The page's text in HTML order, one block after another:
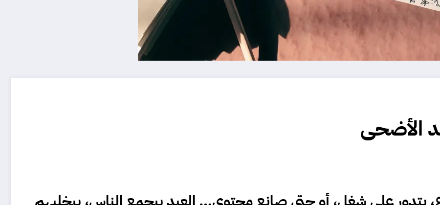
الأضحى